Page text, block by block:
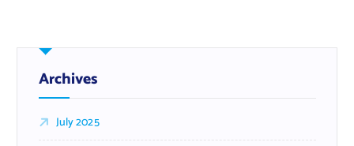
Archives
July 2025